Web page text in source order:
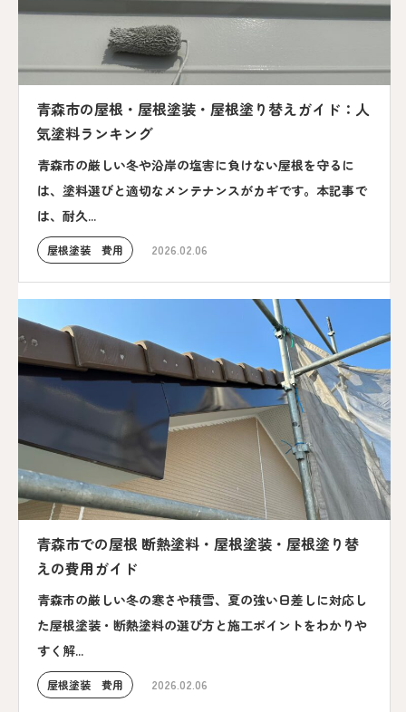
青森市の屋根・屋根塗装・屋根塗り替えガイド：人
気塗料ランキング
青森市の厳しい冬や沿岸の塩害に負けない屋根を守るに
は、塗料選びと適切なメンテナンスがカギです。本記事で
は、耐久...
屋根塗装 費用 2026.02.06
青森市での屋根 断熱塗料・屋根塗装・屋根塗り替
えの費用ガイド
青森市の厳しい冬の寒さや積雪、夏の強い日差しに対応し
た屋根塗装・断熱塗料の選び方と施工ポイントをわかりや
すく解...
屋根塗装 費用 2026.02.06